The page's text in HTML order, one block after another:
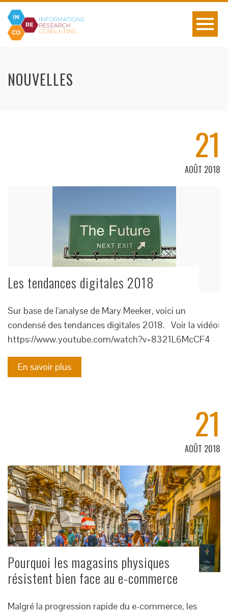
NOUVELLES
21
AOÛT 2018
Les tendances digitales 2018
Sur base de l'analyse de Mary Meeker, voici un
condensé des tendances digitales 2018. Voir la vidéo:
https://www.youtube.com/watch?v=8321L6McCF4
En savoir plus
21
AOÛT 2018
Pourquoi les magasins physiques
résistent bien face au e-commerce
Malgré la progression rapide du e-commerce, les